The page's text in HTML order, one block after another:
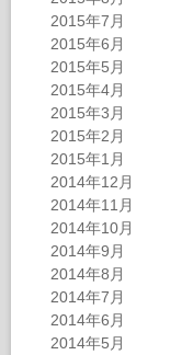
2015年7月
2015年6月
2015年5月
2015年4月
2015年3月
2015年2月
2015年1月
2014年12月
2014年11月
2014年10月
2014年9月
2014年8月
2014年7月
2014年6月
2014年5月